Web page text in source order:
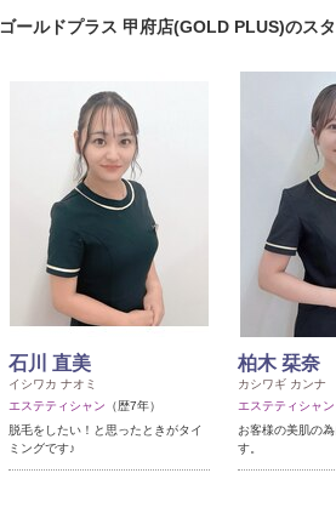
ゴールドプラス 甲府店(GOLD PLUS)のス
石川 直美
イシワカ ナオミ
エステティシャン （歴7年）
脱毛をしたい！と思ったときがタイ
ミングです♪
柏木 栞奈
カシワギ カンナ
エステティシャン
お客様の美肌の
す。